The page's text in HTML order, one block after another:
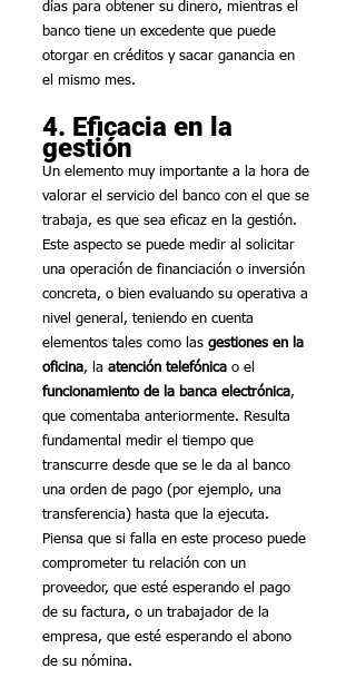
días para obtener su dinero, mientras el
banco tiene un excedente que puede
otorgar en créditos y sacar ganancia en
el mismo mes.
4. Eficacia en la
gestión
Un elemento muy importante a la hora de
valorar el servicio del banco con el que se
trabaja, es que sea eficaz en la gestión.
Este aspecto se puede medir al solicitar
una operación de financiación o inversión
concreta, o bien evaluando su operativa a
nivel general, teniendo en cuenta
elementos tales como las gestiones en la
oficina, la atención telefónica o el
funcionamiento de la banca electrónica,
que comentaba anteriormente. Resulta
fundamental medir el tiempo que
transcurre desde que se le da al banco
una orden de pago (por ejemplo, una
transferencia) hasta que la ejecuta.
Piensa que si falla en este proceso puede
comprometer tu relación con un
proveedor, que esté esperando el pago
de su factura, o un trabajador de la
empresa, que esté esperando el abono
de su nómina.